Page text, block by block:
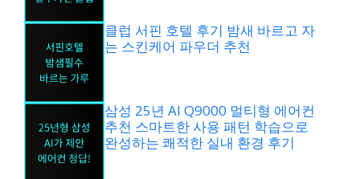
클럽 서핀 호텔 후기 밤새 바르고 자
는 스킨케어 파우더 추천
삼성 25년 AI Q9000 멀티형 에어컨
추천 스마트한 사용 패턴 학습으로
완성하는 쾌적한 실내 환경 후기